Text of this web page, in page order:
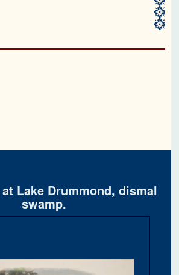
Lake Drummond, dismal
swamp.